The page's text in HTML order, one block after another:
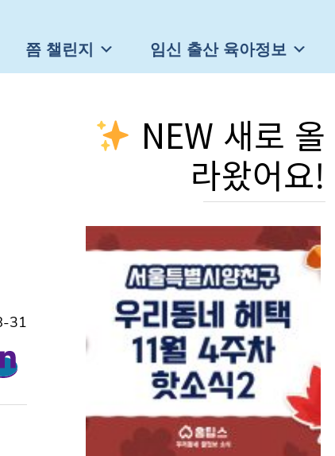
쯤 챌린지 임신 출산 육아정보
31
NEW 새로 올
라왔어요!